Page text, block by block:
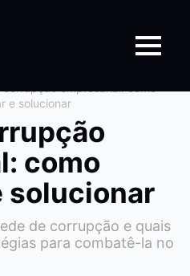
e solucionar
como
solucionar
de corrupção e quais
para combatê-la no